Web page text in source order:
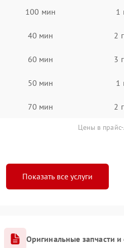
100 мин 1
40 мин 2
60 мин 3
50 мин 1
70 мин 2
Цены в прайс-
Показать все услуги
Оригинальные запчасти